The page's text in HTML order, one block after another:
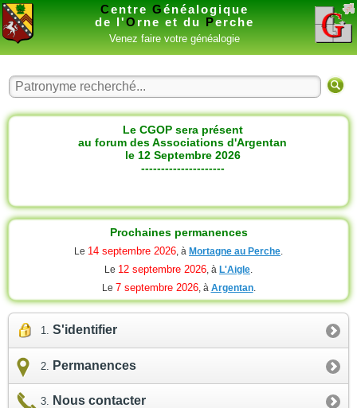
Centre Généalogique
de l'O rne et du Perche
Venez faire votre généalogie
Le CGOP sera présent
au forum des Associations d'Argentan
le 12 Septembre 2026
---------------------
Prochaines permanences
Le 14 septembre 2026, à Mortagne au Perche.
Le 12 septembre 2026, à L'Aigle.
Le 7 septembre 2026, à Argentan.
S'identifier
Permanences
Nous contacter